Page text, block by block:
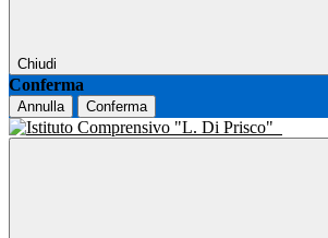
Chiudi
Conferma
Annulla Conferma